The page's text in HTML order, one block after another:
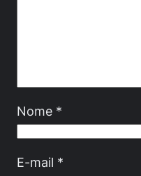
Nome *
E-mail *